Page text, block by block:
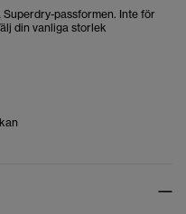
passformen. Inte för
din vanliga storlek